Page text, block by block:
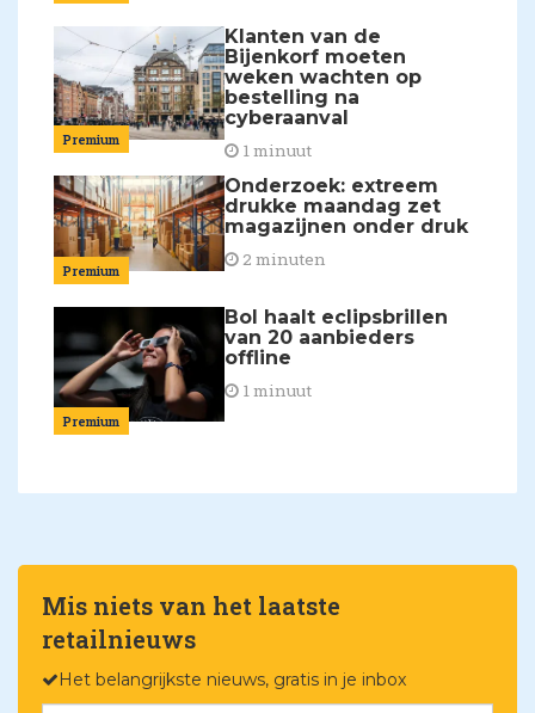
Premium
Klanten van de
Bijenkorf moeten
weken wachten op
bestelling na
cyberaanval
1 minuut
Premium
Onderzoek: extreem
drukke maandag zet
magazijnen onder druk
2 minuten
Premium
Bol haalt eclipsbrillen
van 20 aanbieders
offline
1 minuut
Mis niets van het laatste
retailnieuws
Het belangrijkste nieuws, gratis in je inbox